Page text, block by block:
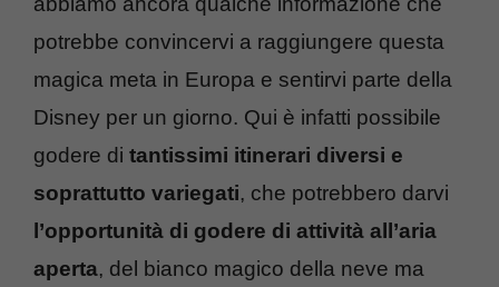
potrebbe convincervi a raggiungere questa
magica meta in Europa e sentirvi parte della
Disney per un giorno. Qui è infatti possibile
godere di tantissimi itinerari diversi e
soprattutto variegati, che potrebbero darvi
l’opportunità di godere di attività all’aria
aperta, del bianco magico della neve ma